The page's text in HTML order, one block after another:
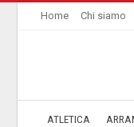
Home Chi siamo
ATLETICA